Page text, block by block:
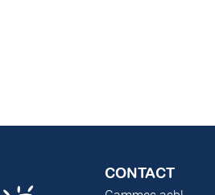
CONTACT